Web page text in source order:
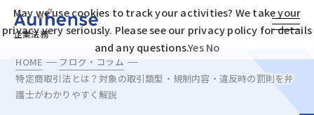
企業法務
HOME
ブログ・コラム
特定商取引法とは？対象の取引類型・規制内容・違反時の罰則を弁
護士がわかりやすく解説
May we use cookies to track your activities? We take your
privacy very seriously. Please see our privacy policy for details
and any questions.Yes No